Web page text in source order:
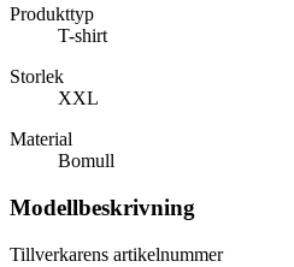
Produkttyp
T-shirt
Storlek
XXL
Material
Bomull
Modellbeskrivning
Tillverkarens artikelnummer